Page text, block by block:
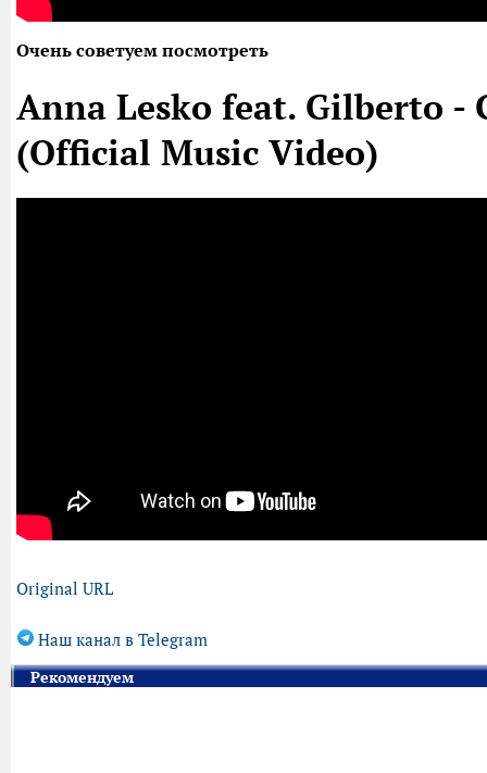
Очень советуем посмотреть
Anna Lesko feat. Gilberto -
(Official Music Video)
Original URL
Наш канал в Telegram
Рекомендуем